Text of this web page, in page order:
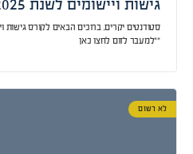
גישות ויישומים לשנת 2025
**למעבר לזום לחצו כאן
לא רשום